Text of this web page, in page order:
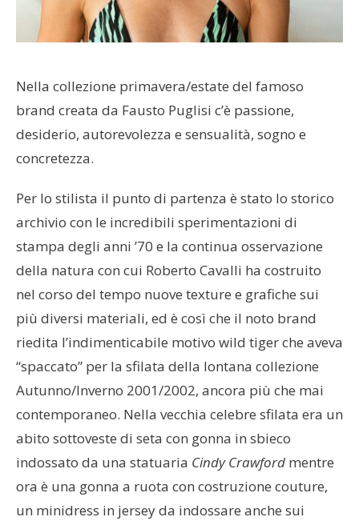
Nella collezione primavera/estate del famoso
brand creata da Fausto Puglisi c’è passione,
desiderio, autorevolezza e sensualità, sogno e
concretezza.
Per lo stilista il punto di partenza è stato lo storico
archivio con le incredibili sperimentazioni di
stampa degli anni ’70 e la continua osservazione
della natura con cui Roberto Cavalli ha costruito
nel corso del tempo nuove texture e grafiche sui
più diversi materiali, ed è così che il noto brand
riedita l’indimenticabile motivo wild tiger che aveva
“spaccato” per la sfilata della lontana collezione
Autunno/Inverno 2001/2002, ancora più che mai
contemporaneo. Nella vecchia celebre sfilata era un
abito sottoveste di seta con gonna in sbieco
indossato da una statuaria Cindy Crawford mentre
ora è una gonna a ruota con costruzione couture,
un minidress in jersey da indossare anche sui